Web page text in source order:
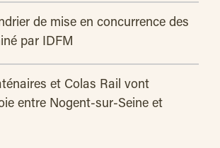
de mise en concurrence des
par IDFM
et Colas Rail vont
entre Nogent-sur-Seine et